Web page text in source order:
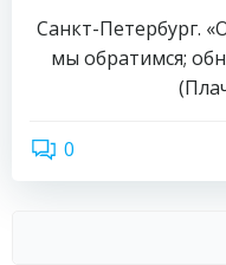
Санкт-Петербург.
мы обратимся;
0